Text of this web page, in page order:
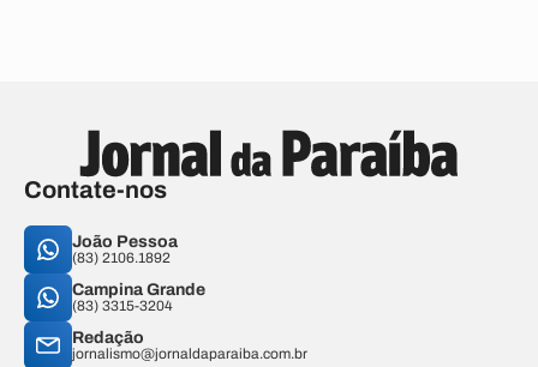
Contate-nos
João Pessoa
(83) 2106.1892
Campina Grande
(83) 3315-3204
Redação
jornalismo@jornaldaparaiba.com.br